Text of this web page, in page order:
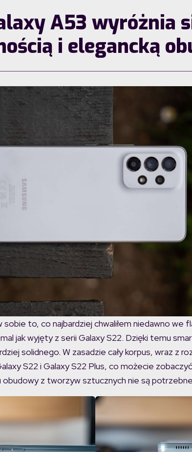
A53 wyróżnia
i elegancką
sobie to, co najbardziej chwaliłem niedawno we
jak wyjęty z serii Galaxy S22. Dzięki temu
solidnego. W zasadzie cały korpus, wraz z
S22 i Galaxy S22 Plus, co możecie
obudowy z tworzyw sztucznych nie są